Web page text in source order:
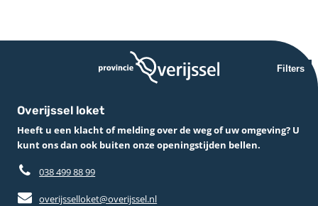
Filters
Overijssel loket
Heeft u een klacht of melding over de weg of uw omgeving? U
kunt ons dan ook buiten onze openingstijden bellen.
038 499 88 99
overijsselloket@overijssel.nl